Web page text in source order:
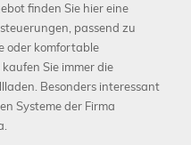
finden Sie hier eine
passend zu
oder komfortable
Sie immer die
Besonders interessant
Systeme der Firma